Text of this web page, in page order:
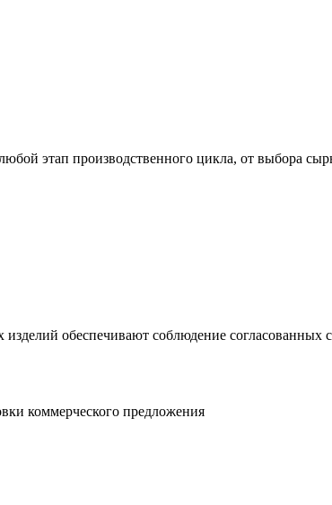
этап производственного цикла, от выбора
обеспечивают соблюдение согласованных
коммерческого предложения